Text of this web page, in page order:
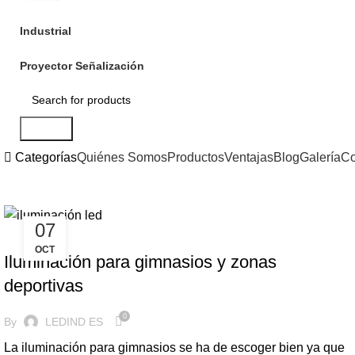
Industrial
Proyector Señalización
CategoríasQuiénes SomosProductosVentajasBlogGalería
07
OCT
ILUMINACION LED
Iluminación para gimnasios y zonas
deportivas
By LEDIND ES 0
La iluminación para gimnasios se ha de escoger bien ya que